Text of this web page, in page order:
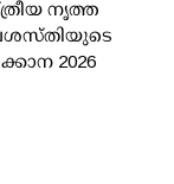
നൃത്ത
2026